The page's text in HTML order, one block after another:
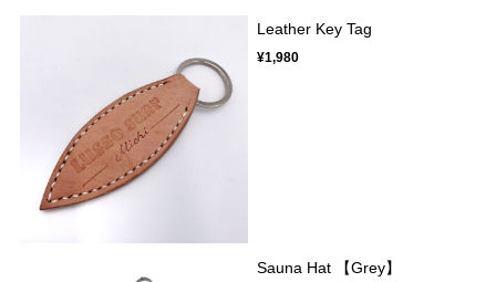
Leather Key Tag
¥1,980
Sauna Hat 【Grey】